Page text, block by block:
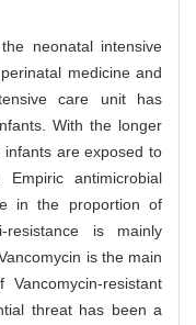
neonatal intensive
medicine and
care unit has
With the longer
are exposed to
antimicrobial
in the proportion of
resistance is mainly
is the main
resistant
threat has been a